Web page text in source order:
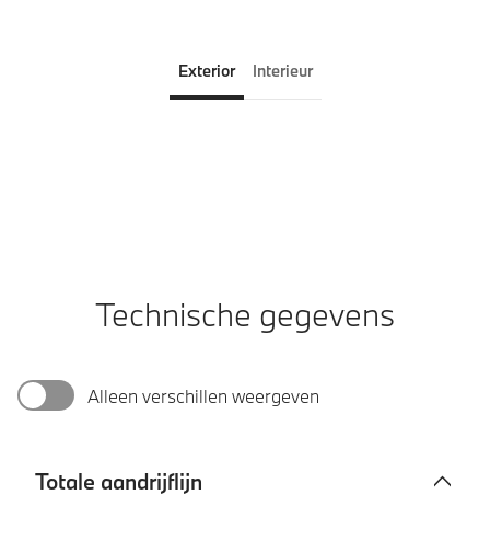
Exterior Interieur
Technische gegevens
Alleen verschillen weergeven
Totale aandrijflijn